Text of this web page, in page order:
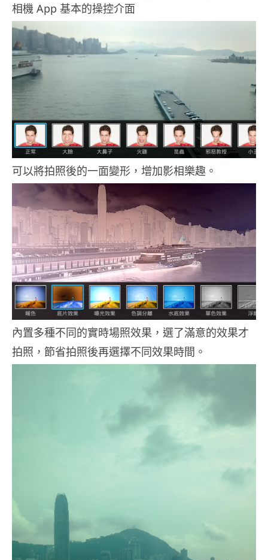
相機 App 基本的操控介面
可以將拍照後的一面變形，增加影相樂趣。
內置多種不同的實時場照效果，選了滿意的效果才
拍照，節省拍照後再選擇不同效果時間。